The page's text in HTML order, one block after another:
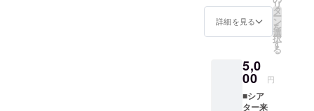
と街に関わ
ることなど
も楽しんで
都市とテク
ノロジーみ
たいなこと
公式HP
にお名
前を掲
載 ※ 公
お名前
を掲載
させて
いただ
きま
詳細を見る
リ
タ
ー
ン
を
選
択
す
る
5,0
00 円
■シア
ター来